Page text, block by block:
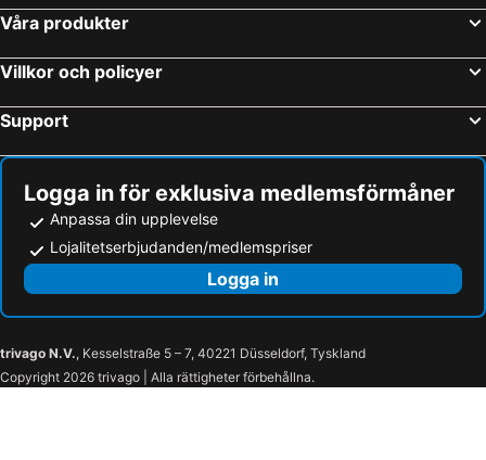
Kirchlengern, hotels with pools
Versmold, hotels with pools
Detmold, hotels with pools
Rheda-Wiedenbrück, hotels with pools
Våra produkter
Villkor och policyer
Support
Logga in för exklusiva medlemsförmåner
Anpassa din upplevelse
Lojalitetserbjudanden/medlemspriser
Logga in
trivago N.V., Kesselstraße 5 – 7, 40221 Düsseldorf, Tyskland
Copyright 2026 trivago | Alla rättigheter förbehållna.